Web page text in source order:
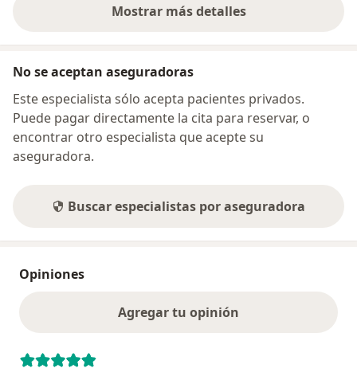
Mostrar más detalles
sobre la dirección
No se aceptan aseguradoras
Este especialista sólo acepta pacientes privados.
Puede pagar directamente la cita para reservar, o
encontrar otro especialista que acepte su
aseguradora.
Buscar especialistas por aseguradora
Opiniones
Agregar tu opinión